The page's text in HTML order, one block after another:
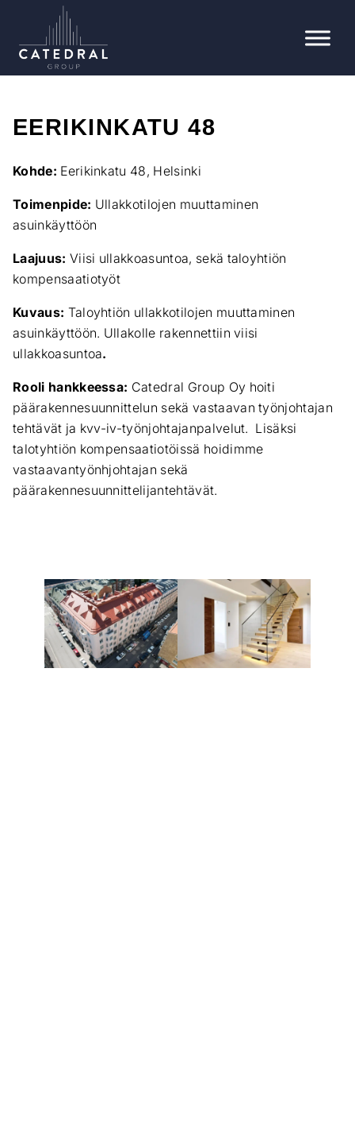
EERIKINKATU 48
Kohde: Eerikinkatu 48, Helsinki
Toimenpide: Ullakkotilojen muuttaminen
asuinkäyttöön
Laajuus: Viisi ullakkoasuntoa, sekä taloyhtiön
kompensaatiotyöt
Kuvaus: Taloyhtiön ullakkotilojen muuttaminen
asuinkäyttöön. Ullakolle rakennettiin viisi
ullakkoasuntoa.
Rooli hankkeessa: Catedral Group Oy hoiti
päärakennesuunnittelun sekä vastaavan työnjohtajan
tehtävät ja kvv-iv-työnjohtajanpalvelut. Lisäksi
talotyhtiön kompensaatiotöissä hoidimme
vastaavantyönhjohtajan sekä
päärakennesuunnittelijantehtävät.